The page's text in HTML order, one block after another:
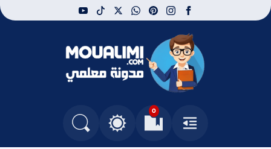
facebook
instagram
pinterest
whatsapp
x
tiktok
youtube
مدونة معلمي
القائمة
0
العلامات المرجعيةالتغيير بين الوضع النهاري والداكن
البحث في المدونة